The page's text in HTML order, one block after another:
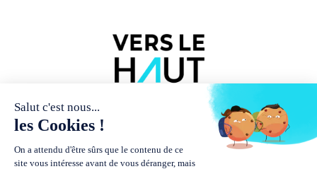
NOUS
CONNAÎTRE
Présentation
PUBLICATIONS
Études
RENCONTRES
MÉDIAS